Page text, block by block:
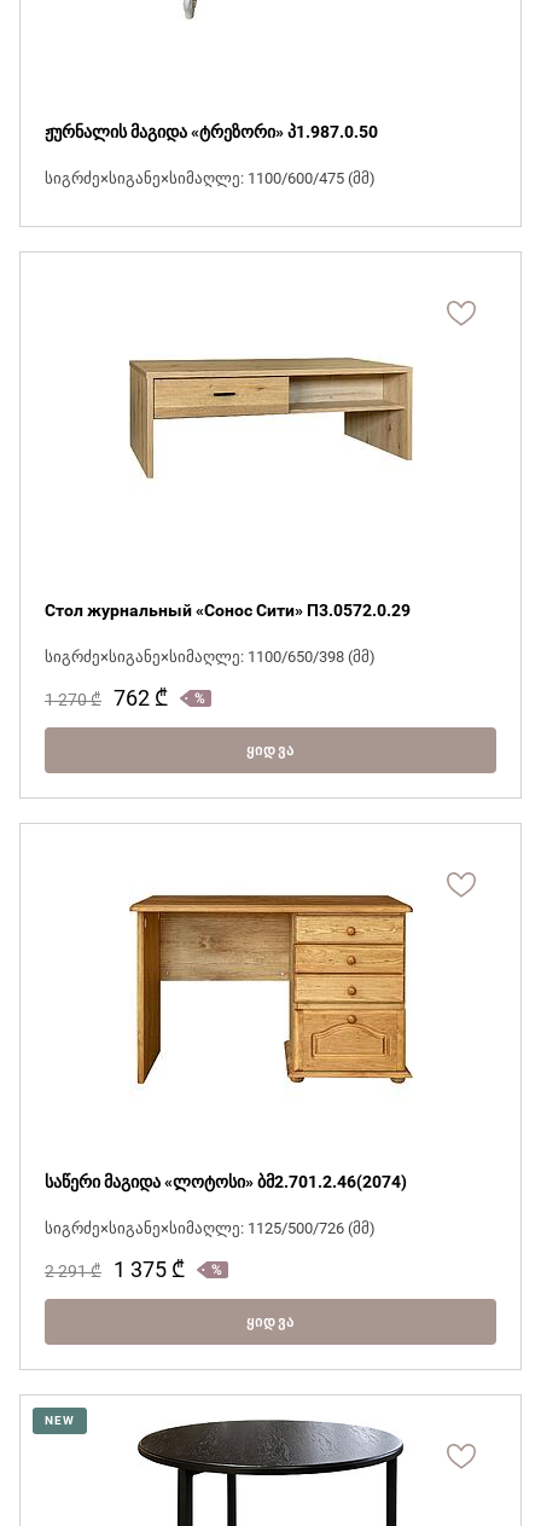
ჟურნალის მაგიდა «ტრეზორი» პ1.987.0.50
სიგრძე×სიგანე×სიმაღლე: 1100/600/475 (მმ)
Стол журнальный «Сонос Сити» П3.0572.0.29
სიგრძე×სიგანე×სიმაღლე: 1100/650/398 (მმ)
1 270₾ 762 ₾
ᲧᲘᲓᲕᲐ
საწერი მაგიდა «ლოტოსი» ბმ2.701.2.46(2074)
სიგრძე×სიგანე×სიმაღლე: 1125/500/726 (მმ)
2 291₾ 1 375 ₾
ᲧᲘᲓᲕᲐ
NEW